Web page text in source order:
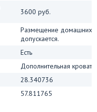
3600 руб.
Размещение домашних
допускается.
Есть
Дополнительная
28.340736
57.811765